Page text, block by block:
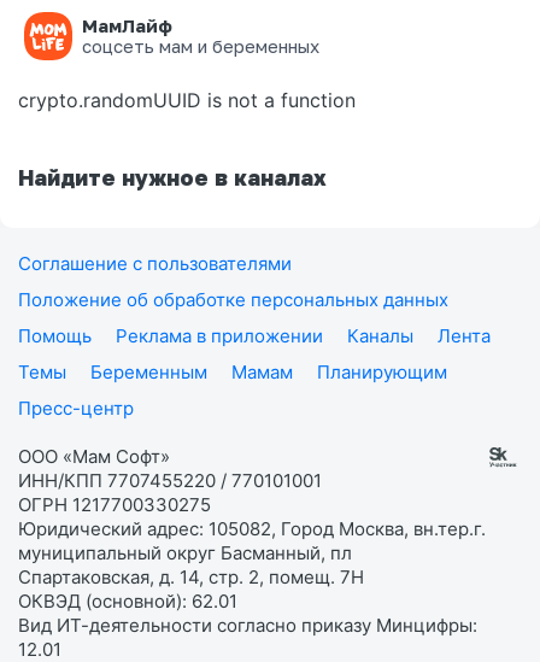
МамЛайф
соцсеть мам и беременных
Ошибка на странице
crypto.randomUUID is not a function
Найдите нужное в каналах
Соглашение с пользователями
Положение об обработке персональных данных
Помощь
Реклама в приложении Каналы
Лента
Темы
Беременным Мамам
Планирующим
Пресс-центр
ООО «Мам Софт»
ИНН/КПП 7707455220 / 770101001
ОГРН 1217700330275
Юридический адрес: 105082, Город Москва, вн.тер.г.
муниципальный округ Басманный, пл
Спартаковская, д. 14, стр. 2, помещ. 7Н
ОКВЭД (основной): 62.01
Вид ИТ-деятельности согласно приказу Минцифры:
12.01